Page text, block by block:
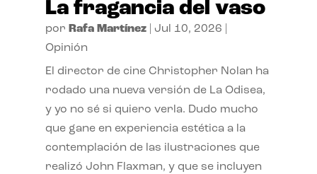
La fragancia del vaso
por Rafa Martínez| Jul 10, 2026
Opinión
El director de cine Christopher Nolan ha
rodado una nueva versión de La Odisea,
y yo no sé si quiero verla. Dudo mucho
que gane en experiencia estética a la
contemplación de las ilustraciones que
realizó John Flaxman, y que se incluyen